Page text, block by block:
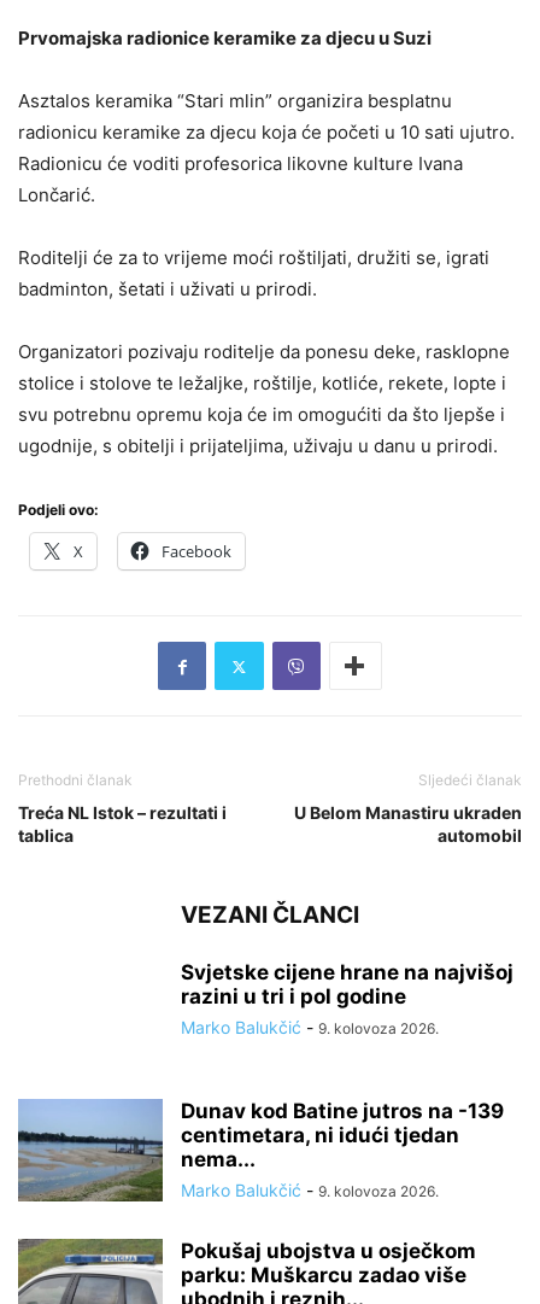
Prvomajska radionice keramike za djecu u Suzi
Asztalos keramika “Stari mlin” organizira besplatnu
radionicu keramike za djecu koja će početi u 10 sati ujutro.
Radionicu će voditi profesorica likovne kulture Ivana
Lončarić.
Roditelji će za to vrijeme moći roštiljati, družiti se, igrati
badminton, šetati i uživati u prirodi.
Organizatori pozivaju roditelje da ponesu deke, rasklopne
stolice i stolove te ležaljke, roštilje, kotliće, rekete, lopte i
svu potrebnu opremu koja će im omogućiti da što ljepše i
ugodnije, s obitelji i prijateljima, uživaju u danu u prirodi.
Podjeli ovo:
X Facebook
Prethodni članak
Treća NL Istok – rezultati i
tablica
Sljedeći članak
U Belom Manastiru ukraden
automobil
VEZANI ČLANCI
Svjetske cijene hrane na najvišoj
razini u tri i pol godine
Marko Balukčić - 9. kolovoza 2026.
Dunav kod Batine jutros na -139
centimetara, ni idući tjedan
nema...
Marko Balukčić - 9. kolovoza 2026.
Pokušaj ubojstva u osječkom
parku: Muškarcu zadao više
ubodnih i reznih...